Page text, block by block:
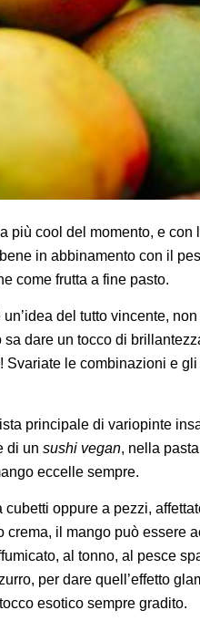
più cool del momento, e
in abbinamento con il
come frutta a fine pasto.
del tutto vincente,
dare un tocco di
le combinazioni e
principale di variopinte
di un sushi vegan, nella
eccelle sempre.
cubetti oppure a pezzi,
crema, il mango può essere
al tonno, al pesce
per dare quell’effetto
esotico sempre gradito.